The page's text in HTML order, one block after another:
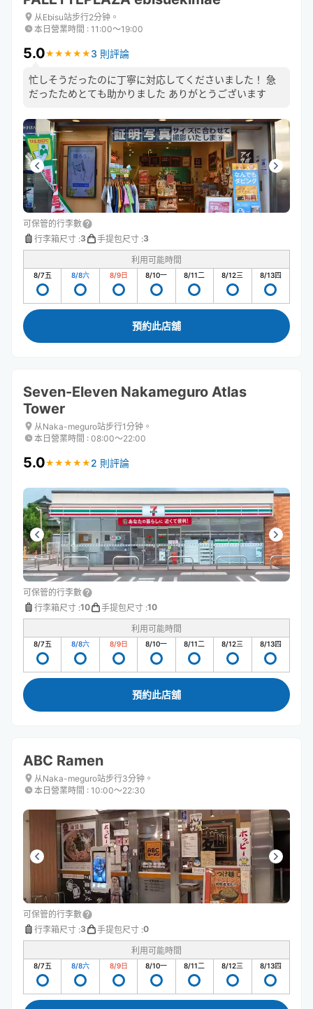
从Ebisu站步行2分钟。
本日營業時間 : 11:00〜19:00
5.0★ ★ ★ ★ ★
★ ★ ★ ★ ★ 3 則評論
忙しそうだったのに丁寧に対応してくださいました！ 急
だったためとても助かりました ありがとうございます
可保管的行李數
行李箱尺寸 :3 手提包尺寸 :3
利用可能時間
8/7五 8/8六 8/9日 8/10一 8/11二 8/12三 8/13四
預約此店舖
Seven-Eleven Nakameguro Atlas
Tower
从Naka-meguro站步行1分钟。
本日營業時間 : 08:00〜22:00
5.0★ ★ ★ ★ ★
★ ★ ★ ★ ★ 2 則評論
可保管的行李數
行李箱尺寸 :10 手提包尺寸 :10
利用可能時間
8/7五 8/8六 8/9日 8/10一 8/11二 8/12三 8/13四
預約此店舖
ABC Ramen
从Naka-meguro站步行3分钟。
本日營業時間 : 10:00〜22:30
可保管的行李數
行李箱尺寸 :3 手提包尺寸 :0
利用可能時間
8/7五 8/8六 8/9日 8/10一 8/11二 8/12三 8/13四